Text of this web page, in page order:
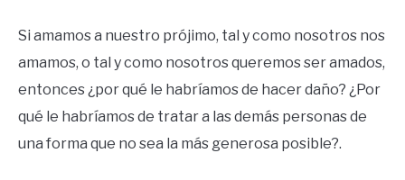
Si amamos a nuestro prójimo, tal y como nosotros nos
amamos, o tal y como nosotros queremos ser amados,
entonces ¿por qué le habríamos de hacer daño? ¿Por
qué le habríamos de tratar a las demás personas de
una forma que no sea la más generosa posible?.